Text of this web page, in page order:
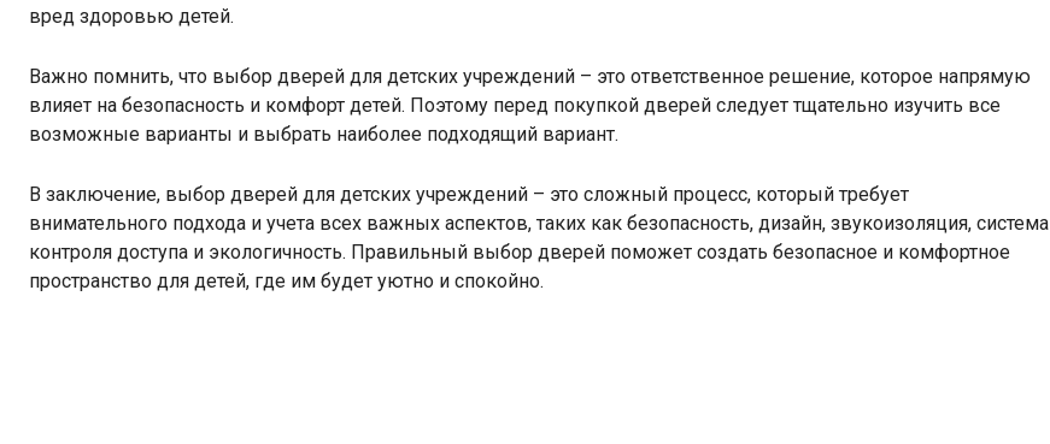
вред здоровью детей.
Важно помнить, что выбор дверей для детских учреждений – это ответственное решение, которое напрямую
влияет на безопасность и комфорт детей. Поэтому перед покупкой дверей следует тщательно изучить все
возможные варианты и выбрать наиболее подходящий вариант.
В заключение, выбор дверей для детских учреждений – это сложный процесс, который требует
внимательного подхода и учета всех важных аспектов, таких как безопасность, дизайн, звукоизоляция, система
контроля доступа и экологичность. Правильный выбор дверей поможет создать безопасное и комфортное
пространство для детей, где им будет уютно и спокойно.